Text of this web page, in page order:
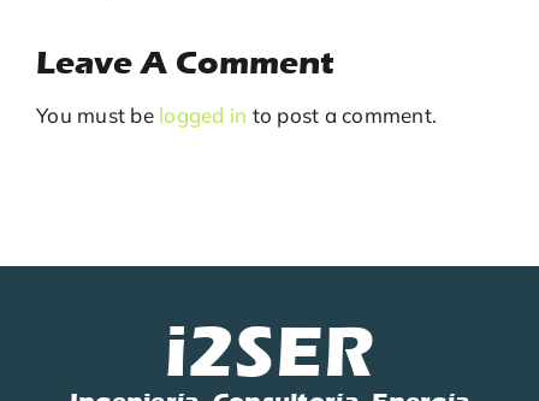
Leave A Comment
You must be logged in to post a comment.
i2SER